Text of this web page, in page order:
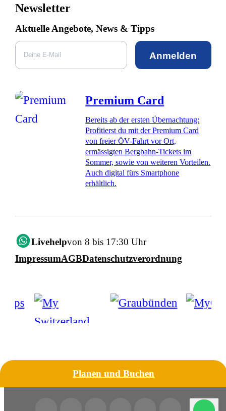
Newsletter
Aktuelle Angebote, News & Tipps
Anmelden
Premium Card
Bereits ab der ersten Übernachtung:
Profitierst du mit der Premium Card
von freier ÖV-Fahrt vor Ort,
ermässigten Bergbahn-Tickets im
Sommer, sowie von weiteren Vorteilen.
Auch digital fürs Smartphone
erhältlich.
Livehelpvon 8 bis 17:30 Uhr
ImpressumAGBDatenschutzverordnung
Planen und Buchen